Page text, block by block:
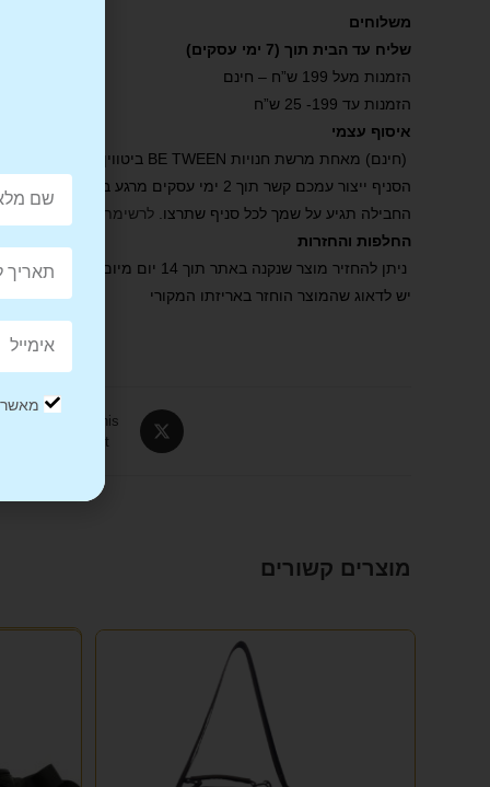
משלוחים
שליח עד הבית תוך (7 ימי עסקים)
הזמנות מעל 199 ש”ח – חינם
הזמנות עד 199- 25 ש”ח
איסוף עצמי
(חינם) מאחת מרשת חנויות BE TWEEN ביטווין .
הסניף ייצור עמכם קשר תוך 2 ימי עסקים מרגע ביצוע ההזמנה באתר ואישורה.
החבילה תגיע על שמך לכל סניף שתרצו. לרשימת הסניפים שלנו
החלפות והחזרות
ניתן להחזיר מוצר שנקנה באתר תוך 14 יום מיום קבלת הפריט.
יש לדאוג שהמוצר הוחזר באריזתו המקורי
Tweet This
Product
מוצרים קשורים